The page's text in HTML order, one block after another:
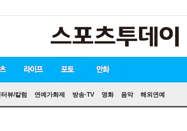
뷰/칼럼 연예가화제 방송·TV 영화 음악 해외연예